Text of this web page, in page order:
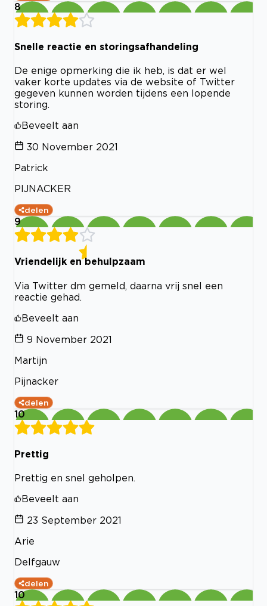
8
Snelle reactie en storingsafhandeling
De enige opmerking die ik heb, is dat er wel
vaker korte updates via de website of Twitter
gegeven kunnen worden tijdens een lopende
storing.
Beveelt aan
30 November 2021
Patrick
PIJNACKER
delen
9
Vriendelijk en behulpzaam
Via Twitter dm gemeld, daarna vrij snel een
reactie gehad.
Beveelt aan
9 November 2021
Martijn
Pijnacker
delen
10
Prettig
Prettig en snel geholpen.
Beveelt aan
23 September 2021
Arie
Delfgauw
delen
10